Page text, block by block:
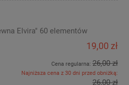
Elvira" 60 elementów
19,00 zł
Cena regularna: 26,00 zł
Najniższa cena z 30 dni przed obniżką:
26,00 zł